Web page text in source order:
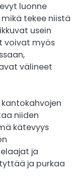
luonne
tekee niistä
usein
voivat myös
välineet
niiden
kätevyys
ja
ja purkaa